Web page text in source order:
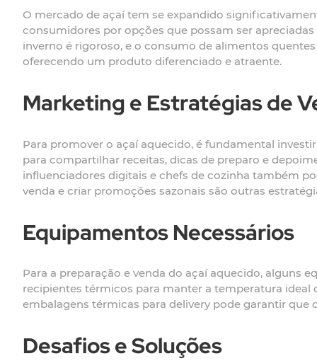
O mercado de açaí tem se expandido
consumidores por opções que possam ser
inverno é rigoroso, e o consumo de alimentos
oferecendo um produto diferenciado e atraente.
Marketing e Estratégias de
Para promover o açaí aquecido, é fundamental
para compartilhar receitas, dicas de preparo e
influenciadores digitais e chefs de cozinha também
venda e criar promoções sazonais são outras
Equipamentos Necessários
Para a preparação e venda do açaí aquecido, alguns
recipientes térmicos para manter a temperatura
embalagens térmicas para delivery pode garantir
Desafios e Soluções